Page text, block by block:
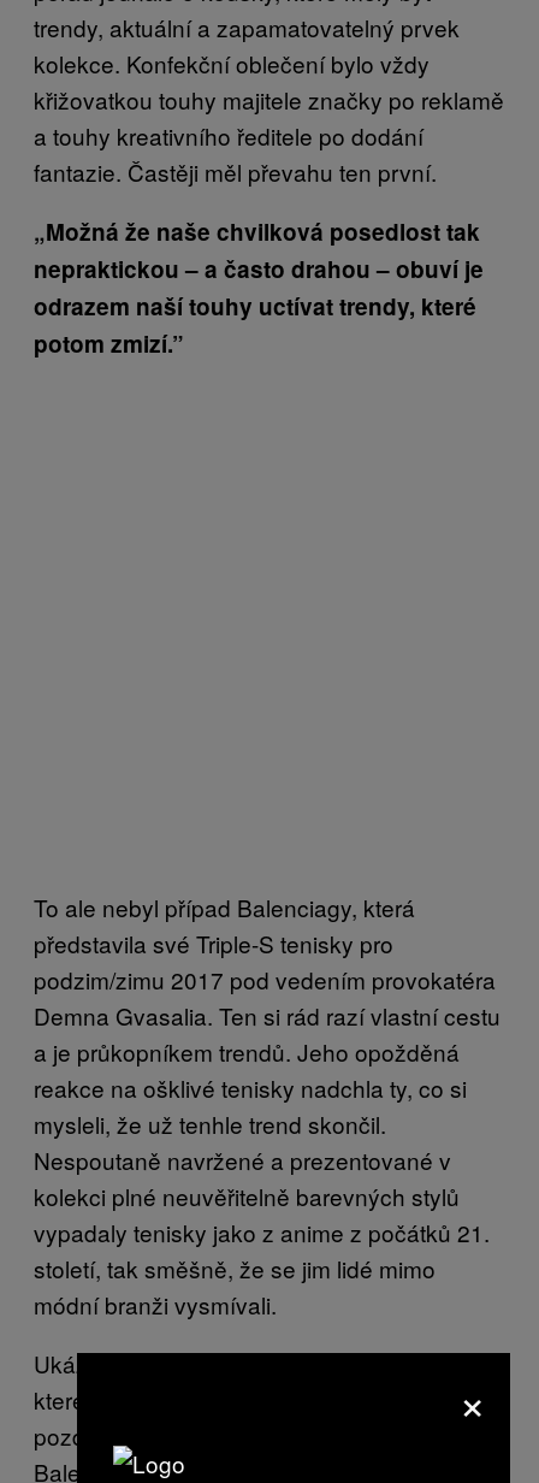
trendy, aktuální a zapamatovatelný prvek
kolekce. Konfekční oblečení bylo vždy
křižovatkou touhy majitele značky po reklamě
a touhy kreativního ředitele po dodání
fantazie. Častěji měl převahu ten první.
„Možná že naše chvilková posedlost tak
nepraktickou – a často drahou – obuví je
odrazem naší touhy uctívat trendy, které
potom zmizí.”
To ale nebyl případ Balenciagy, která
představila své Triple-S tenisky pro
podzim/zimu 2017 pod vedením provokatéra
Demna Gvasalia. Ten si rád razí vlastní cestu
a je průkopníkem trendů. Jeho opožděná
reakce na ošklivé tenisky nadchla ty, co si
mysleli, že už tenhle trend skončil.
Nespoutaně navržené a prezentované v
kolekci plné neuvěřitelně barevných stylů
vypadaly tenisky jako z anime z počátků 21.
století, tak směšně, že se jim lidé mimo
módní branži vysmívali.
Ukázalo se, jak moc jsou v obraze – Triple-S,
které šly do předprodeje ještě předtím, než se
později tento rok objevily v obchodech
Balenciaga, už se dávno vyprodaly. Stejný
×